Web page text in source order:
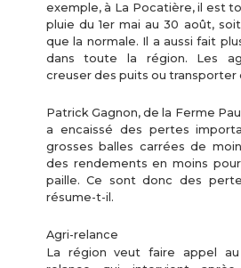
exemple, à La Pocatière, il est
pluie du 1er mai au 30 août,
que la normale. Il a aussi fait
dans toute la région. Les
creuser des puits ou transporter
Patrick Gagnon, de la Ferme
a encaissé des pertes
grosses balles carrées de
des rendements en moins
paille. Ce sont donc des
résume-t-il.
Agri-relance
La région veut faire appel au